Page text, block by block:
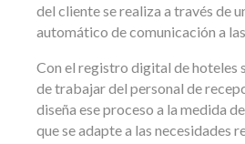
del cliente se realiza a través de
automático de comunicación a
Con el registro digital de hoteles
de trabajar del personal de
diseña ese proceso a la medida
que se adapte a las necesidades